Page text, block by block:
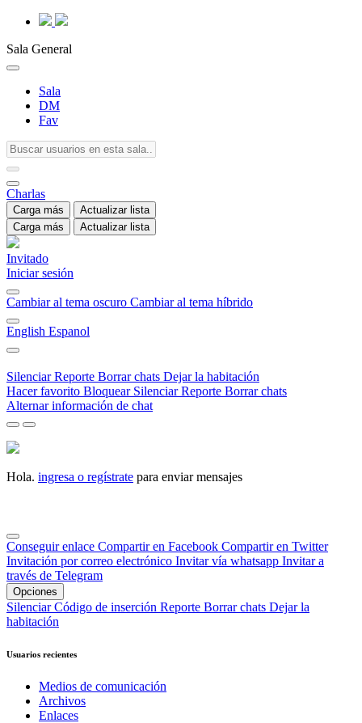
Sala General
Sala
DM
Fav
Charlas
Carga más
Actualizar lista
Carga más
Actualizar lista
Invitado
Iniciar sesión
Cambiar al tema oscuro Cambiar al tema híbrido
English Espanol
SilenciarReporte Borrar chats Dejar la habitación
Hacer favorito Bloquear SilenciarReporte Borrar chats
Alternar información de chat
Hola. ingresa o regístrate para enviar mensajes
Conseguir enlace Compartir en Facebook Compartir en Twitter
Invitación por correo electrónico Invitar vía whatsapp Invitar a
través de Telegram
Opciones
SilenciarCódigo de inserción Reporte Borrar chats Dejar la
habitación
Usuarios recientes
Medios de comunicación
Archivos
Enlaces